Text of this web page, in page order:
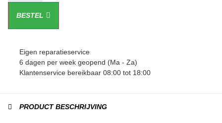
BESTEL
Eigen reparatieservice
6 dagen per week geopend (Ma - Za)
Klantenservice bereikbaar 08:00 tot 18:00
PRODUCT BESCHRIJVING